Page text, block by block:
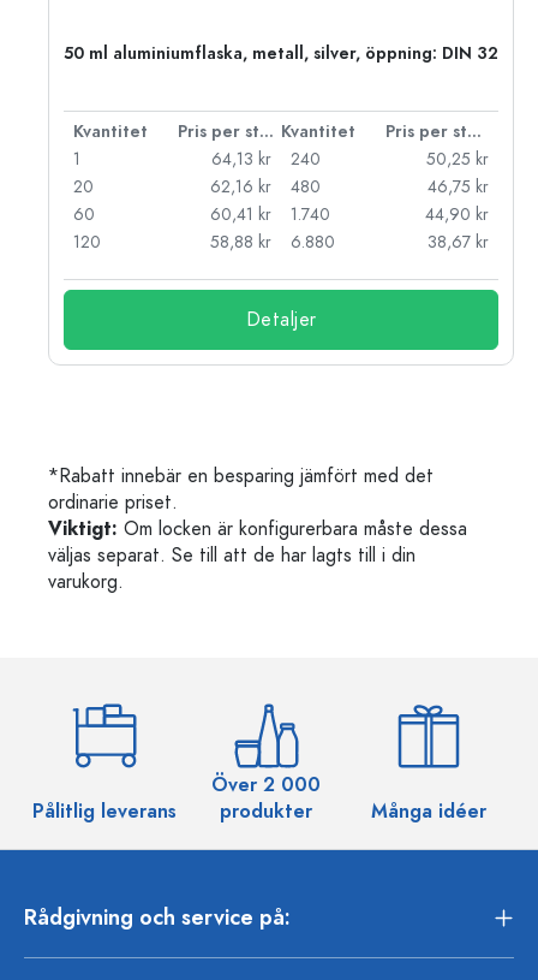
50 ml aluminiumflaska, metall, silver, öppning: DIN 32
Kvantitet Pris per styck Kvantitet
Pris per styck
1
64,13 kr
20
62,16 kr
60
60,41 kr
120
58,88 kr
240
50,25 kr
480
46,75 kr
1.740
44,90 kr
6.880
38,67 kr
Detaljer
*Rabatt innebär en besparing jämfört med det
ordinarie priset.
Viktigt: Om locken är konfigurerbara måste dessa
väljas separat. Se till att de har lagts till i din
varukorg.
Pålitlig leverans
Över 2 000
produkter
Många idéer
Rådgivning och service på: